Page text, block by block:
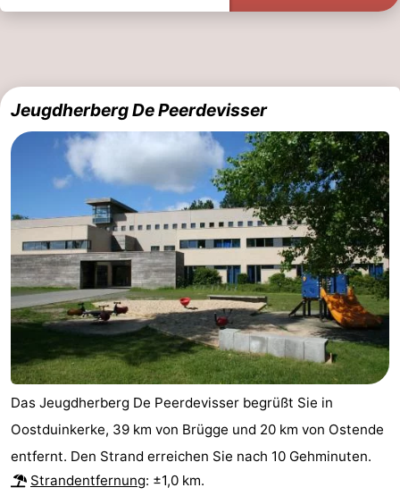
Jeugdherberg De Peerdevisser
Das Jeugdherberg De Peerdevisser begrüßt Sie in
Oostduinkerke, 39 km von Brügge und 20 km von Ostende
entfernt. Den Strand erreichen Sie nach 10 Gehminuten.
Strandentfernung: ±1,0 km.